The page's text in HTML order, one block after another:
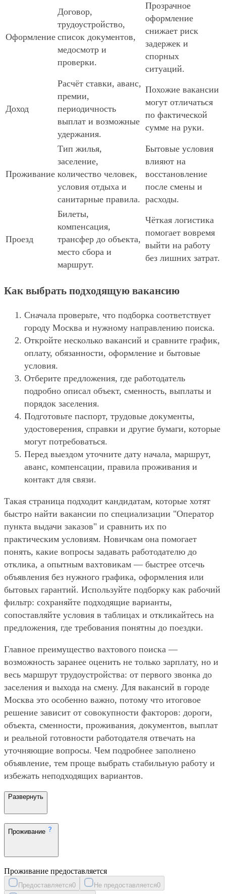
Оформление
Договор,
трудоустройство,
список документов,
медосмотр и
проверки.
Прозрачное
оформление
снижает риск
задержек и
спорных
ситуаций.
Доход
Расчёт ставки, аванс,
премии,
периодичность
выплат и возможные
удержания.
Похожие вакансии
могут отличаться
по фактической
сумме на руки.
Проживание
Тип жилья,
заселение,
количество человек,
условия отдыха и
санитарные правила.
Бытовые условия
влияют на
восстановление
после смены и
расходы.
Проезд
Билеты,
компенсация,
трансфер до объекта,
место сбора и
маршрут.
Чёткая логистика
помогает вовремя
выйти на работу
без лишних затрат.
Как выбрать подходящую вакансию
Сначала проверьте, что подборка соответствует
городу Москва и нужному направлению поиска.
Откройте несколько вакансий и сравните график,
оплату, обязанности, оформление и бытовые
условия.
Отберите предложения, где работодатель
подробно описал объект, сменность, выплаты и
порядок заселения.
Подготовьте паспорт, трудовые документы,
удостоверения, справки и другие бумаги, которые
могут потребоваться.
Перед выездом уточните дату начала, маршрут,
аванс, компенсации, правила проживания и
контакт для связи.
Такая страница подходит кандидатам, которые хотят
быстро найти вакансии по специализации "Оператор
пункта выдачи заказов" и сравнить их по
практическим условиям. Новичкам она помогает
понять, какие вопросы задавать работодателю до
отклика, а опытным вахтовикам — быстрее отсечь
объявления без нужного графика, оформления или
бытовых гарантий. Используйте подборку как рабочий
фильтр: сохраняйте подходящие варианты,
сопоставляйте условия в таблицах и откликайтесь на
предложения, где требования понятны до поездки.
Главное преимущество вахтового поиска —
возможность заранее оценить не только зарплату, но и
весь маршрут трудоустройства: от первого звонка до
заселения и выхода на смену. Для вакансий в городе
Москва это особенно важно, потому что итоговое
решение зависит от совокупности факторов: дороги,
объекта, сменности, проживания, документов, выплат
и реальной готовности работодателя отвечать на
уточняющие вопросы. Чем подробнее заполнено
объявление, тем проще выбрать стабильную работу и
избежать неподходящих вариантов.
Развернуть
Проживание
Проживание предоставляется
Предоставляется0 Не предоставляется0